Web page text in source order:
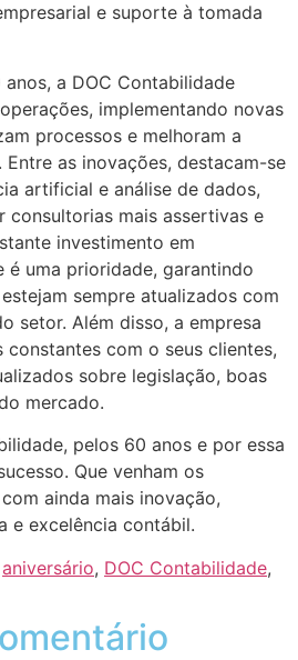
e suporte à tomada
a DOC Contabilidade
implementando novas
processos e melhoram a
as inovações, destacam-se
artificial e análise de dados,
consultorias mais assertivas e
investimento em
é uma prioridade, garantindo
sempre atualizados com
setor. Além disso, a empresa
com o seus clientes,
sobre legislação, boas
mercado.
pelos 60 anos e por essa
Que venham os
ainda mais inovação,
e excelência contábil.
aniversário, DOC Contabilidade,